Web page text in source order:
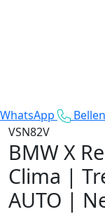
WhatsApp
Bellen
VSN82V
BMW X
Clima |
AUTO |